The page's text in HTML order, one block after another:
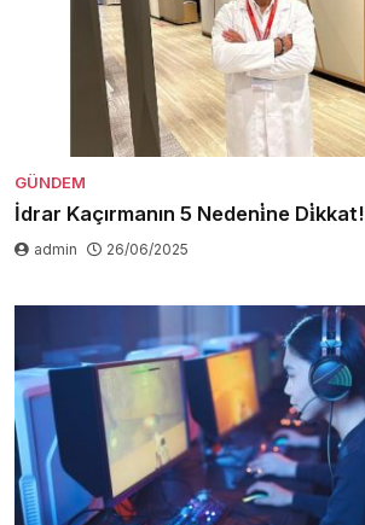
GÜNDEM
İdrar Kaçırmanın 5 Nedeni̇ne Di̇kkat!
admin 26/06/2025